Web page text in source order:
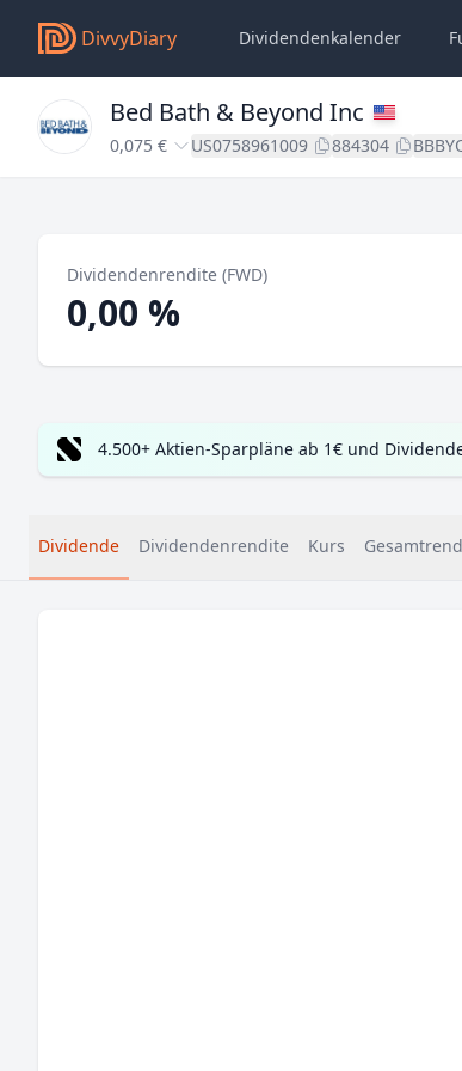
DivvyDiary Dividendenkalender
Bed Bath & Beyond Inc
0,075 € US0758961009 884304
Dividendenrendite (FWD)
0,00 %
4.500+ Aktien-Sparpläne ab 1€ und
Dividende Dividendenrendite Kurs